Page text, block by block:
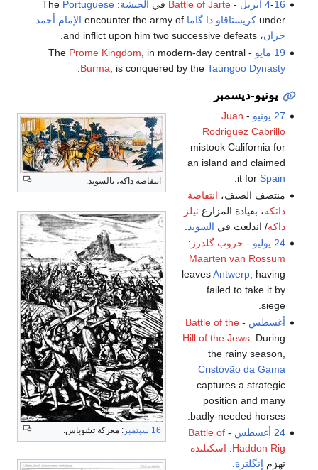
4-16 أبريل -
Battle of Jarte في الحبشة: The
Portuguese
under كريستاڤاو دا گاما encounter the army of الإمام أحمد
جران، and inflict upon him two successive defeats.
19 مايو
- The
Prome Kingdom , in modern-day central
Burma , is conquered by the Taungoo Dynasty
يونيو-ديسمبر
انتفاضة داكه، بالسويد.
16 سبتمبر : معركة تشوباس.
27 يونيو -
Juan
Rodriguez Cabrillo
mistook California for
an island and claimed
it for Spain
.
منتصف الصيف، انتفاضة
داتكه، بقيادة المزارع نيلز
داكه/ اندلعت في السويد
24 يوليو
- حروب گلدرز :
Maarten van Rossum
leavesAntwerp, having
failed to take it by
siege.
أغسطس -
Battle of the
Hill of the Jews: During
the rainy season,
Cristóvão da Gama
captures a strategic
position and many
badly-needed horses.
24 أغسطس
-
Battle of
Haddon Rig
: اسكتلندة
تهزم إنگلترة